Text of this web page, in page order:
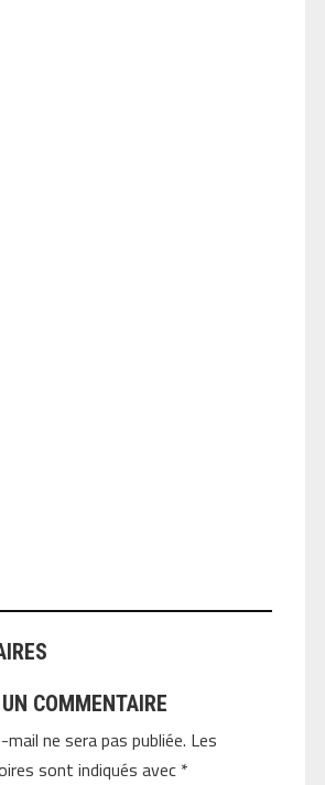
COMMENTAIRE
ne sera pas publiée. Les
sont indiqués avec *